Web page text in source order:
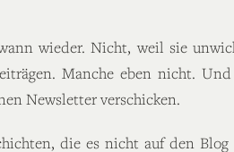
wieder. Nicht, weil sie
Manche eben nicht.
Newsletter verschicken.
die es nicht auf den